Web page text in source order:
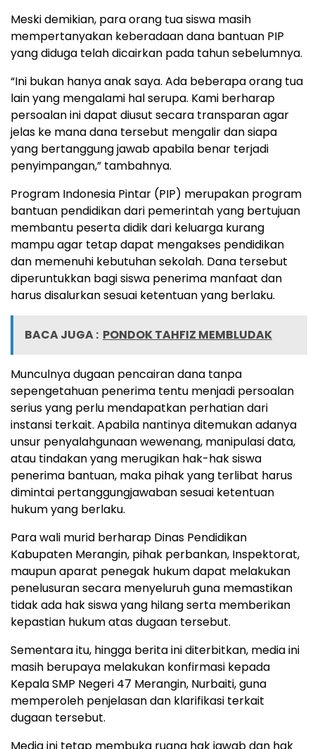
Meski demikian, para orang tua siswa masih
mempertanyakan keberadaan dana bantuan PIP
yang diduga telah dicairkan pada tahun sebelumnya.
“Ini bukan hanya anak saya. Ada beberapa orang tua
lain yang mengalami hal serupa. Kami berharap
persoalan ini dapat diusut secara transparan agar
jelas ke mana dana tersebut mengalir dan siapa
yang bertanggung jawab apabila benar terjadi
penyimpangan,” tambahnya.
Program Indonesia Pintar (PIP) merupakan program
bantuan pendidikan dari pemerintah yang bertujuan
membantu peserta didik dari keluarga kurang
mampu agar tetap dapat mengakses pendidikan
dan memenuhi kebutuhan sekolah. Dana tersebut
diperuntukkan bagi siswa penerima manfaat dan
harus disalurkan sesuai ketentuan yang berlaku.
BACA JUGA : PONDOK TAHFIZ MEMBLUDAK
Munculnya dugaan pencairan dana tanpa
sepengetahuan penerima tentu menjadi persoalan
serius yang perlu mendapatkan perhatian dari
instansi terkait. Apabila nantinya ditemukan adanya
unsur penyalahgunaan wewenang, manipulasi data,
atau tindakan yang merugikan hak-hak siswa
penerima bantuan, maka pihak yang terlibat harus
dimintai pertanggungjawaban sesuai ketentuan
hukum yang berlaku.
Para wali murid berharap Dinas Pendidikan
Kabupaten Merangin, pihak perbankan, Inspektorat,
maupun aparat penegak hukum dapat melakukan
penelusuran secara menyeluruh guna memastikan
tidak ada hak siswa yang hilang serta memberikan
kepastian hukum atas dugaan tersebut.
Sementara itu, hingga berita ini diterbitkan, media ini
masih berupaya melakukan konfirmasi kepada
Kepala SMP Negeri 47 Merangin, Nurbaiti, guna
memperoleh penjelasan dan klarifikasi terkait
dugaan tersebut.
Media ini tetap membuka ruang hak jawab dan hak